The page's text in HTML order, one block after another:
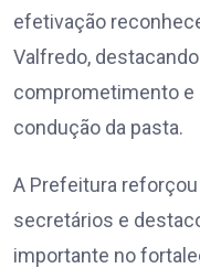
efetivação
Valfredo,
comprometimento e
condução da pasta.
A Prefeitura
secretários e
importante no